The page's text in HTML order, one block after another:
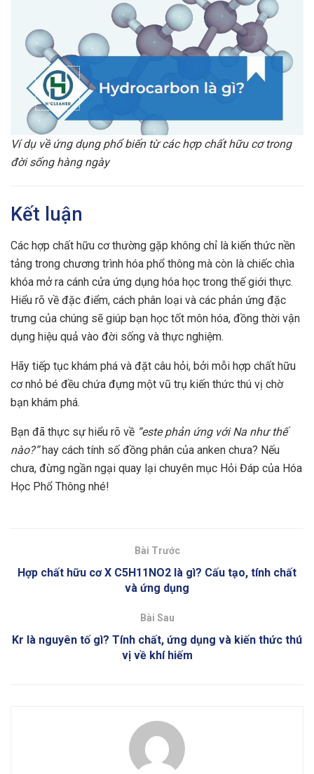
Ví dụ về ứng dụng phổ biến từ các hợp chất hữu cơ trong
đời sống hàng ngày
Kết luận
Các hợp chất hữu cơ thường gặp không chỉ là kiến thức nền
tảng trong chương trình hóa phổ thông mà còn là chiếc chìa
khóa mở ra cánh cửa ứng dụng hóa học trong thế giới thực.
Hiểu rõ về đặc điểm, cách phân loại và các phản ứng đặc
trưng của chúng sẽ giúp bạn học tốt môn hóa, đồng thời vận
dụng hiệu quả vào đời sống và thực nghiệm.
Hãy tiếp tục khám phá và đặt câu hỏi, bởi mỗi hợp chất hữu
cơ nhỏ bé đều chứa đựng một vũ trụ kiến thức thú vị chờ
bạn khám phá.
Bạn đã thực sự hiểu rõ về “este phản ứng với Na như thế
nào?”hay cách tính số đồng phân của anken chưa? Nếu
chưa, đừng ngần ngại quay lại chuyên mục Hỏi Đáp của Hóa
Học Phổ Thông nhé!
Bài Trước
Hợp chất hữu cơ X C5H11NO2 là gì? Cấu tạo, tính chất
và ứng dụng
Bài Sau
Kr là nguyên tố gì? Tính chất, ứng dụng và kiến thức thú
vị về khí hiếm